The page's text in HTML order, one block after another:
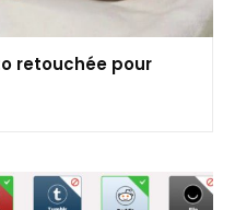
retouchée pour